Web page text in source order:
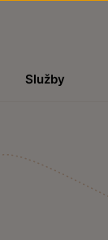
Služby